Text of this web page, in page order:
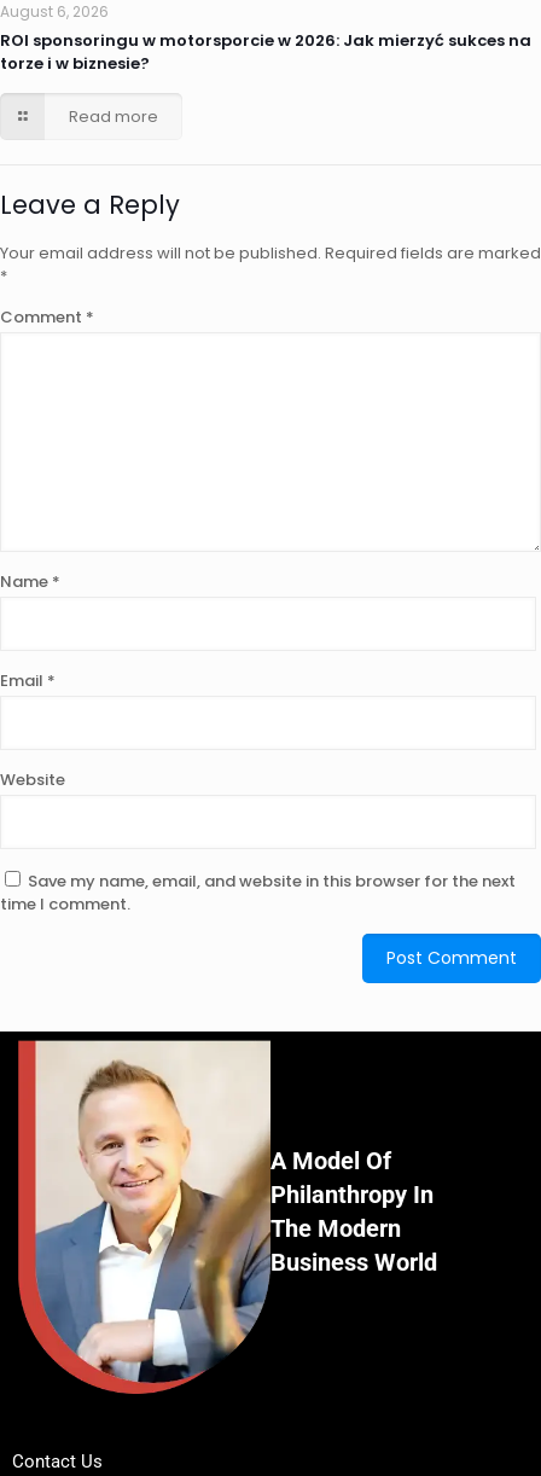
August 6, 2026
ROI sponsoringu w motorsporcie w 2026: Jak mierzyć sukces na
torze i w biznesie?
Read more
Leave a Reply
Your email address will not be published. Required fields are marked
*
Comment *
Name *
Email *
Website
Save my name, email, and website in this browser for the next
time I comment.
A Model Of
Philanthropy In
The Modern
Business World
Contact Us